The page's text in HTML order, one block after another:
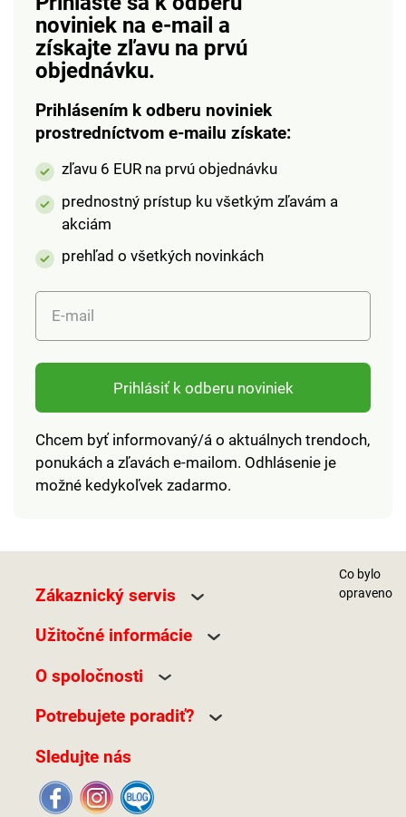
noviniek na e-mail a
získajte zľavu na prvú
objednávku.
Prihlásením k odberu noviniek
prostredníctvom e-mailu získate:
zľavu 6 EUR na prvú objednávku
prednostný prístup ku všetkým zľavám a
akciám
prehľad o všetkých novinkách
E-mail
Prihlásiť k odberu noviniek
Chcem byť informovaný/á o aktuálnych trendoch,
ponukách a zľavách e-mailom. Odhlásenie je
možné kedykoľvek zadarmo.
Zákaznický servis
Užitočné informácie
O spoločnosti
Potrebujete poradiť?
Sledujte nás
Co bylo
opraveno